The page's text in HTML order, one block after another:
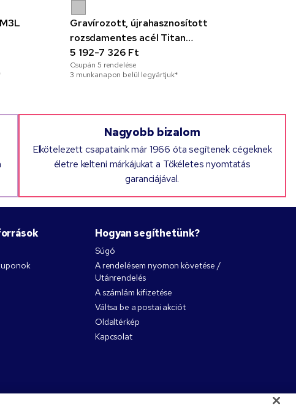
Gravírozott, újrahasznosított
rozsdamentes acél Titan
uzsonnásdoboz
5 192-7 326 Ft
Csupán5 rendelése
3 munkanapon belül legyártjuk*
Nagyobb bizalom
Elkötelezett csapataink már 1966 óta segítenek cégeknek
életre kelteni márkájukat a Tökéletes nyomtatás
garanciájával.
Hogyan segíthetünk?
Súgó
A rendelésem nyomon követése /
Utánrendelés
A számlám kifizetése
Váltsa be a postai akciót
Oldaltérkép
Kapcsolat